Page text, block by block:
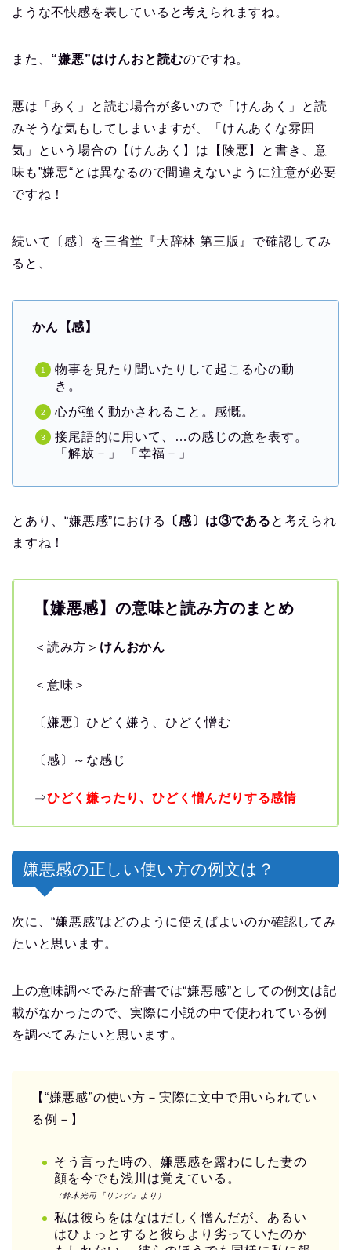
ような不快感を表していると考えられますね。
また、 “嫌悪”はけんおと読むのですね。
悪は「あく」と読む場合が多いので「けんあく」と読
みそうな気もしてしまいますが、「けんあくな雰囲
気」という場合の【けんあく】は【険悪】と書き、意
味も”嫌悪“とは異なるので間違えないように注意が必要
ですね！
続いて〔感〕を三省堂『大辞林 第三版』で確認してみ
ると、
かん【感】
物事を見たり聞いたりして起こる心の動
き。
心が強く動かされること。感慨。
接尾語的に用いて、…の感じの意を表す。
「解放－」 「幸福－」
とあり、“嫌悪感”における 〔感〕は③である と考えられ
ますね！
【嫌悪感】の意味と読み方のまとめ
＜読み方＞ けんおかん
＜意味＞
〔嫌悪〕ひどく嫌う、ひどく憎む
〔感〕～な感じ
⇒ひどく嫌ったり、ひどく憎んだりする感情
嫌悪感の正しい使い方の例文は？
次に、“嫌悪感”はどのように使えばよいのか確認してみ
たいと思います。
上の意味調べでみた辞書では“嫌悪感”としての例文は記
載がなかったので、実際に小説の中で使われている例
を調べてみたいと思います。
【“嫌悪感”の使い方－実際に文中で用いられてい
る例－】
そう言った時の、嫌悪感を露わにした妻の
顔を今でも浅川は覚えている。
（鈴木光司『リング』より）
私は彼らをはなはだしく憎んだが、あるい
はひょっとすると彼らより劣っていたのか